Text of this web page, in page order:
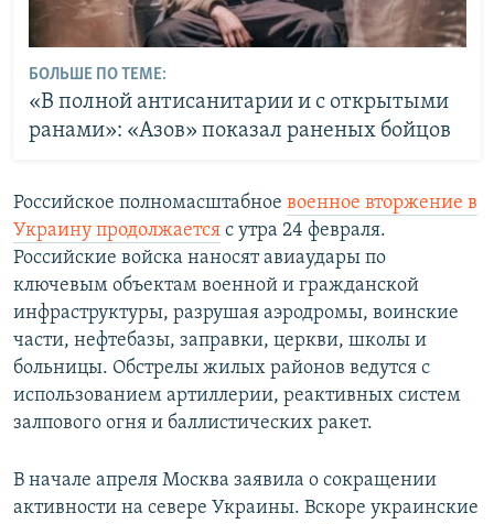
БОЛЬШЕ ПО ТЕМЕ:
«В полной антисанитарии и с открытыми
ранами»: «Азов» показал раненых бойцов
Российское полномасштабное военное вторжение в
Украину продолжается с утра 24 февраля.
Российские войска наносят авиаудары по
ключевым объектам военной и гражданской
инфраструктуры, разрушая аэродромы, воинские
части, нефтебазы, заправки, церкви, школы и
больницы. Обстрелы жилых районов ведутся с
использованием артиллерии, реактивных систем
залпового огня и баллистических ракет.
В начале апреля Москва заявила о сокращении
активности на севере Украины. Вскоре украинские